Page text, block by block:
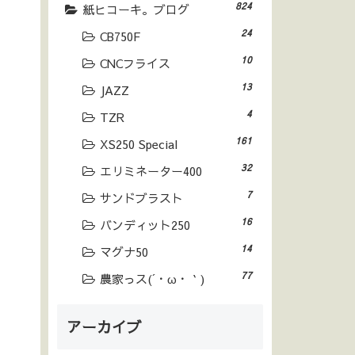
紙ヒコーキ。ブログ 824
CB750F 24
CNCフライス 10
JAZZ 13
TZR 4
XS250 Special 161
エリミネーター400 32
サンドブラスト 7
バンディット250 16
マグナ50 14
農家っス(´・ω・｀) 77
アーカイブ